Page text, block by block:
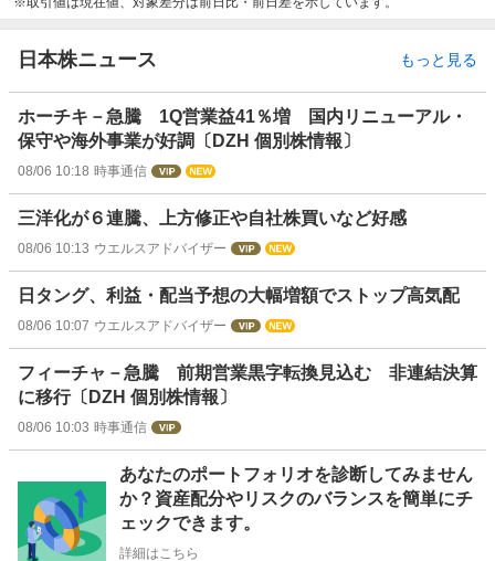
日本株ニュース もっと見る
ホーチキ－急騰 1Q営業益41％増 国内リニューアル・
保守や海外事業が好調〔DZH 個別株情報〕
08/06 10:18 時事通信
三洋化が６連騰、上方修正や自社株買いなど好感
08/06 10:13 ウエルスアドバイザー
日タング、利益・配当予想の大幅増額でストップ高気配
08/06 10:07 ウエルスアドバイザー
フィーチャ－急騰 前期営業黒字転換見込む 非連結決算
に移行〔DZH 個別株情報〕
08/06 10:03 時事通信
あなたのポートフォリオを診断してみません
か？資産配分やリスクのバランスを簡単にチ
ェックできます。
詳細はこちら